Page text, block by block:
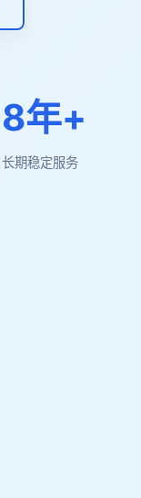
8年+
长期稳定服务